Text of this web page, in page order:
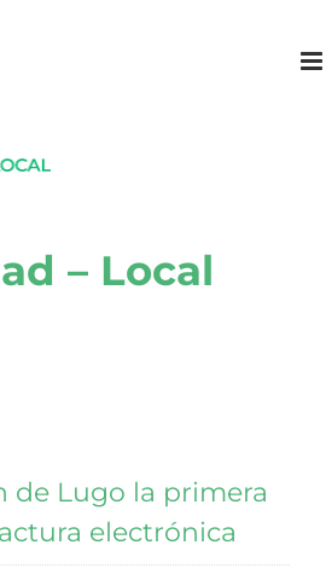
– Local
de Lugo la primera
electrónica